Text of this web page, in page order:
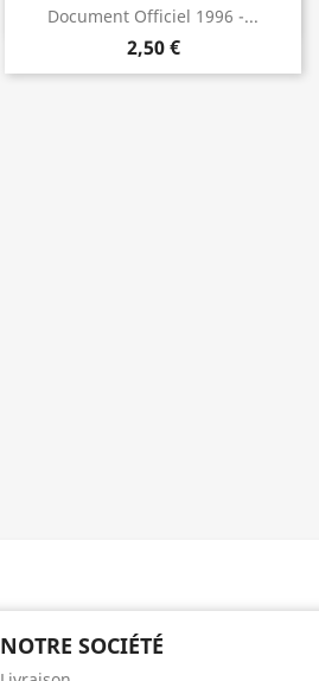
Document Officiel 1996 -...
2,50 €
Aperçu rapide
NOTRE SOCIÉTÉ